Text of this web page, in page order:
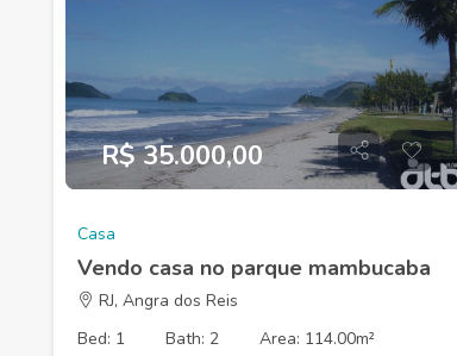
R$ 35.000,00
Casa
Vendo casa no parque mambucaba
RJ, Angra dos Reis
Bed: 1
Bath: 2 Area: 114.00m²